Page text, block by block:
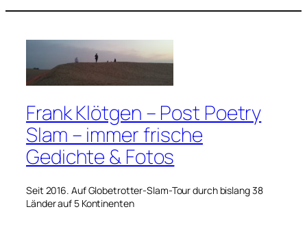
Frank Klötgen – Post Poetry
Slam – immer frische
Gedichte & Fotos
Seit 2016. Auf Globetrotter-Slam-Tour durch bislang 38
Länder auf 5 Kontinenten